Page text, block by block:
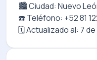
🏙️ Ciudad: Nuevo
☎️ Teléfono: +52 81
🗓️ Actualizado al: 7